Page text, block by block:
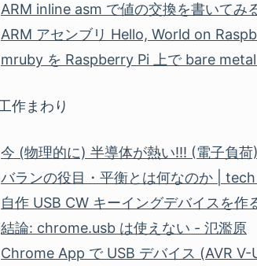
ARM inline asm で値の交換を書いてみ
ARM アセンブリ Hello, World on
mruby を Raspberry Pi 上で bare
作まわり
今 (物理的に) 半導体が熱い!!! (電子負
バランの役目・平衡とは何なのか |
自作 USB CW キーイングデバイスを
結論: chrome.usb は使えない - 氾濫原
Chrome App で USB デバイス (AVR